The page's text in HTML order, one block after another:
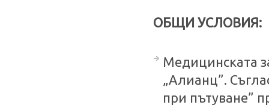
ОБЩИ УСЛОВИЯ:
Медицинската
„Алианц”.
при пътуване”